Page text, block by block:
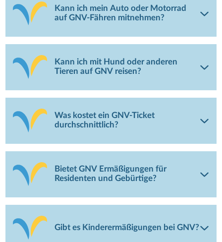
Kann ich mein Auto oder Motorrad
auf GNV-Fähren mitnehmen?
Kann ich mit Hund oder anderen
Tieren auf GNV reisen?
Was kostet ein GNV-Ticket
durchschnittlich?
Bietet GNV Ermäßigungen für
Residenten und Gebürtige?
Gibt es Kinderermäßigungen bei GNV?